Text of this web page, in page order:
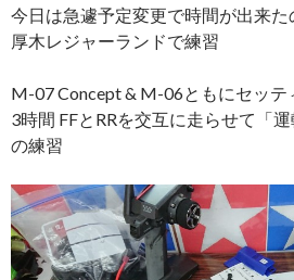
今日は急遽予定変更で時間が出来た
厚木レジャーランドで練習
M-07 Concept & M-06ともにセッテ
3時間 FFとRRを交互に走らせて「
の練習